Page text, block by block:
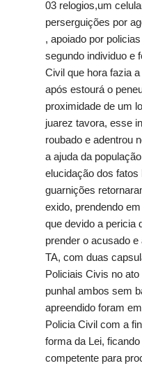
03 relogios,um
perserguições por
, apoiado por
segundo individuo e
Civil que hora fazia
após estourá o
proximidade de um
juarez tavora, esse
roubado e adentrou
a ajuda da
elucidação dos
guarnições
exido, prendendo
que devido a pericia
prender o acusado
TA, com duas
Policiais Civis no
punhal ambos sem
apreendido foram
Policia Civil com a
forma da Lei,
competente para